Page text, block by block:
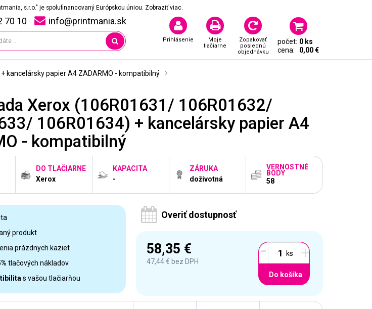
s.r.o." je spolufinancovaný Európskou úniou. Zobraziť viac.
70 10 info@printmania.sk
Prihlásenie
Moje
tlačiarne
Zopakovať
poslednú
objednávku
počet: 0 ks
cena:
0,00 €
kancelársky papier A4 ZADARMO - kompatibilný
Xerox (106R01631/ 106R01632/
106R01634) + kancelársky papier A4
- kompatibilný
DO TLAČIARNE
Xerox
KAPACITA
-
ZÁRUKA
doživotná
VERNOSTNÉ
BODY
58
produkt
prázdnych kaziet
tlačových nákladov
s vašou tlačiarňou
Overiť dostupnosť
58,35 €
47,44 € bez DPH - +
Do košíka